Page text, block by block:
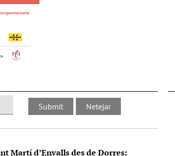
Martí d’Envalls des de Dorres: